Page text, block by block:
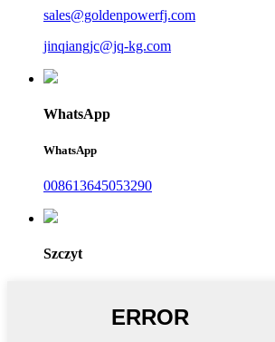
sales@goldenpowerfj.com
jinqiangjc@jq-kg.com
WhatsApp
WhatsApp
008613645053290
Szczyt